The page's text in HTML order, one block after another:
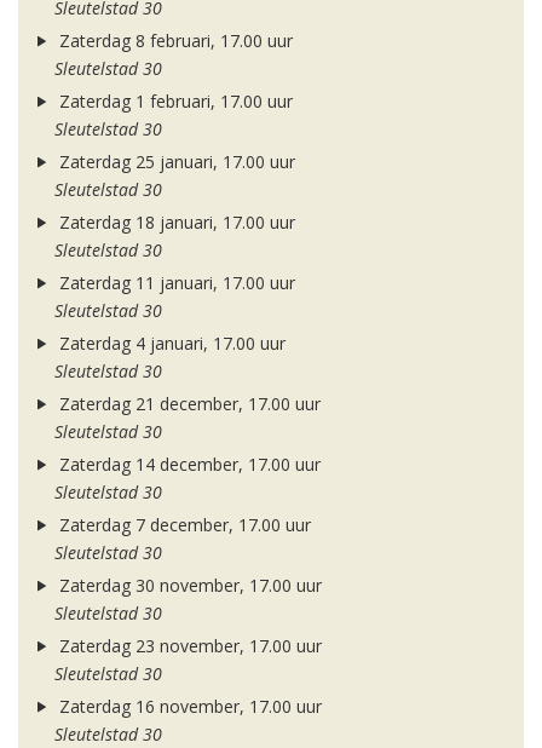
Sleutelstad 30
Zaterdag 8 februari, 17.00 uur
Sleutelstad 30
Zaterdag 1 februari, 17.00 uur
Sleutelstad 30
Zaterdag 25 januari, 17.00 uur
Sleutelstad 30
Zaterdag 18 januari, 17.00 uur
Sleutelstad 30
Zaterdag 11 januari, 17.00 uur
Sleutelstad 30
Zaterdag 4 januari, 17.00 uur
Sleutelstad 30
Zaterdag 21 december, 17.00 uur
Sleutelstad 30
Zaterdag 14 december, 17.00 uur
Sleutelstad 30
Zaterdag 7 december, 17.00 uur
Sleutelstad 30
Zaterdag 30 november, 17.00 uur
Sleutelstad 30
Zaterdag 23 november, 17.00 uur
Sleutelstad 30
Zaterdag 16 november, 17.00 uur
Sleutelstad 30